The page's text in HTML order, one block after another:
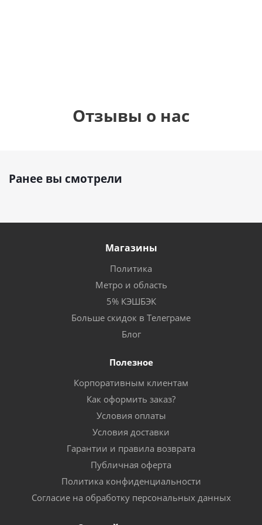
Отзывы о нас
Ранее вы смотрели
Магазины
Политика
Метро и область
5% КЭШБЭК
Больше скидок в Телеграме
Блог
Полезное
Корпоративным клиентам
Как оформить заказ?
Условия оплаты
Условия доставки
Гарантии и правила возврата
Публичная оферта
Политика конфиденциальности
Согласие на обработку персональных данных